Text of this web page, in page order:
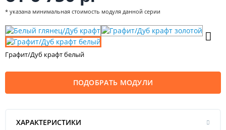
* указана минимальная стоимость модуля данной серии
Графит/Дуб крафт белый
ПОДОБРАТЬ МОДУЛИ
ХАРАКТЕРИСТИКИ